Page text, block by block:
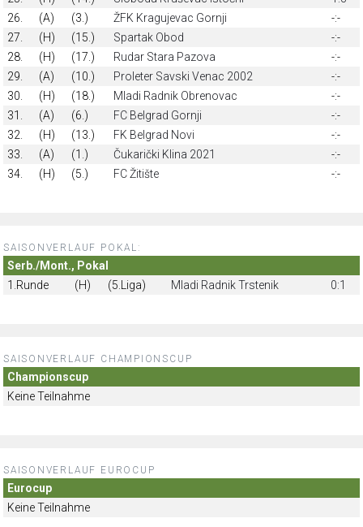
26.
(A) (3.) ŽFK Kragujevac Gornji
-:-
27.
(H) (15.) Spartak Obod
-:-
28.
(H) (17.) Rudar Stara Pazova
-:-
29.
(A) (10.) Proleter Savski Venac 2002
-:-
30.
(H) (18.) Mladi Radnik Obrenovac
-:-
31.
(A) (6.) FC Belgrad Gornji
-:-
32.
(H) (13.) FK Belgrad Novi
-:-
33.
(A) (1.) Čukarički Klina 2021
-:-
34.
(H) (5.) FC Žitište -:-
SAISONVERLAUF POKAL:
Serb./Mont., Pokal
1.Runde
(H) (5.Liga) Mladi Radnik Trstenik 0:1
SAISONVERLAUF CHAMPIONSCUP
Championscup
Keine Teilnahme
SAISONVERLAUF EUROCUP
Eurocup
Keine Teilnahme